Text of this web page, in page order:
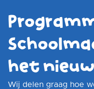
het
Wij delen graag hoe